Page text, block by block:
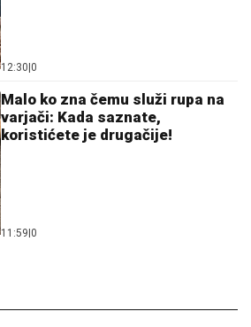
12:30 0
Malo ko zna čemu služi rupa na
varjači: Kada saznate,
koristićete je drugačije!
11:59 0